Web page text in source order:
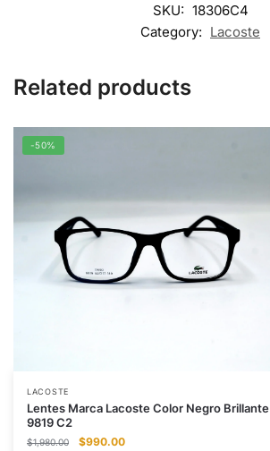
SKU: 18306C4
Category: Lacoste
Related products
-50%
LACOSTE
Lentes Marca Lacoste Color Negro Brillante
9819 C2
$1,980.00
Original
$990.00Current